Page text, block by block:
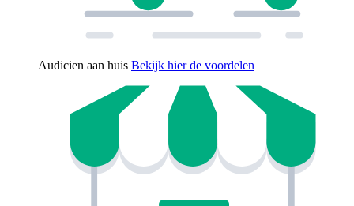
Audicien aan huis Bekijk hier de voordelen